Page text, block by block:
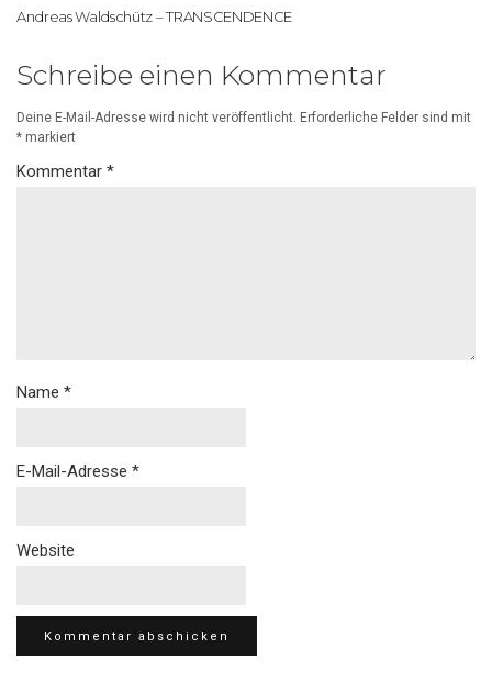
Andreas Waldschütz – TRANSCENDENCE
Schreibe einen Kommentar
Deine E-Mail-Adresse wird nicht veröffentlicht. Erforderliche Felder sind mit
* markiert
Kommentar *
Name *
E-Mail-Adresse *
Website